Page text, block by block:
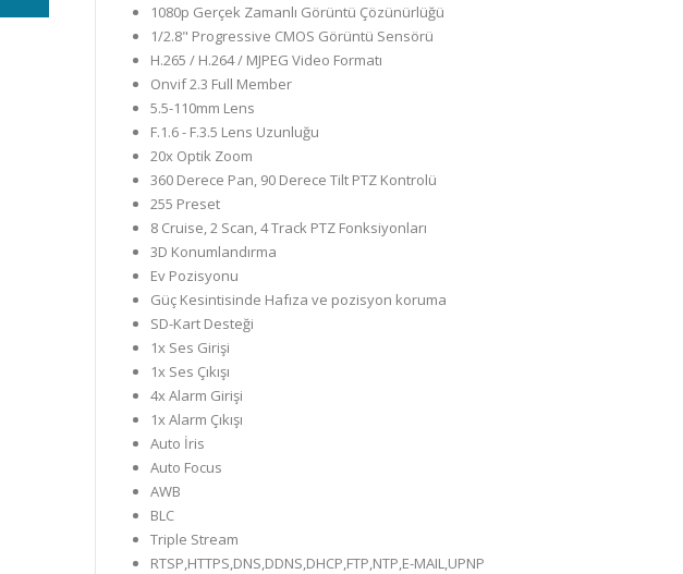
1080p Gerçek Zamanlı Görüntü Çözünürlüğü
1/2.8" Progressive CMOS Görüntü Sensörü
H.265 / H.264 / MJPEG Video Formatı
Onvif 2.3 Full Member
5.5-110mm Lens
F.1.6 - F.3.5 Lens Uzunluğu
20x Optik Zoom
360 Derece Pan, 90 Derece Tilt PTZ Kontrolü
255 Preset
8 Cruise, 2 Scan, 4 Track PTZ Fonksiyonları
3D Konumlandırma
Ev Pozisyonu
Güç Kesintisinde Hafıza ve pozisyon koruma
SD-Kart Desteği
1x Ses Girişi
1x Ses Çıkışı
4x Alarm Girişi
1x Alarm Çıkışı
Auto İris
Auto Focus
AWB
BLC
Triple Stream
RTSP,HTTPS,DNS,DDNS,DHCP,FTP,NTP,E-MAIL,UPNP